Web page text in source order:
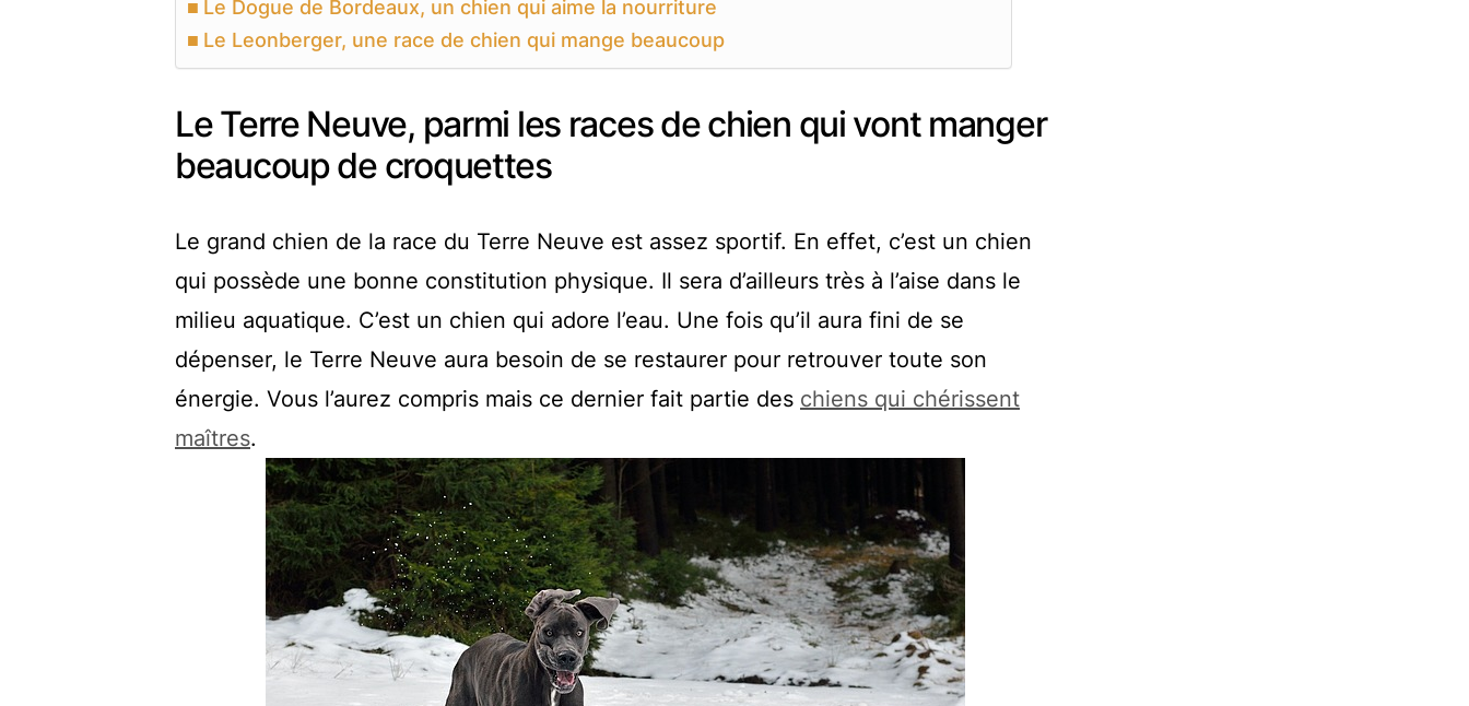
Le Dogue de Bordeaux, un chien qui aime la nourriture
Le Leonberger, une race de chien qui mange beaucoup
Le Terre Neuve, parmi les races de chien qui vont manger
beaucoup de croquettes
Le grand chien de la race du Terre Neuve est assez sportif. En effet, c’est un chien
qui possède une bonne constitution physique. Il sera d’ailleurs très à l’aise dans le
milieu aquatique. C’est un chien qui adore l’eau. Une fois qu’il aura fini de se
dépenser, le Terre Neuve aura besoin de se restaurer pour retrouver toute son
énergie. Vous l’aurez compris mais ce dernier fait partie des chiens qui chérissent
maîtres.